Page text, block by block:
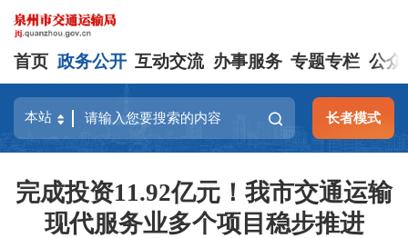
首页 政务公开 互动交流 办事服务 专题专栏 公众
长者模式
完成投资11.92亿元！我市交通运输
现代服务业多个项目稳步推进